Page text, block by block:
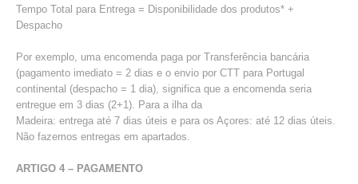
Tempo Total para Entrega = Disponibilidade dos produtos* +
Despacho
Por exemplo, uma encomenda paga por Transferência bancária
(pagamento imediato = 2 dias e o envio por CTT para Portugal
continental (despacho = 1 dia), significa que a encomenda seria
entregue em 3 dias (2+1). Para a ilha da
Madeira: entrega até 7 dias úteis e para os Açores: até 12 dias úteis.
Não fazemos entregas em apartados.
ARTIGO 4 – PAGAMENTO